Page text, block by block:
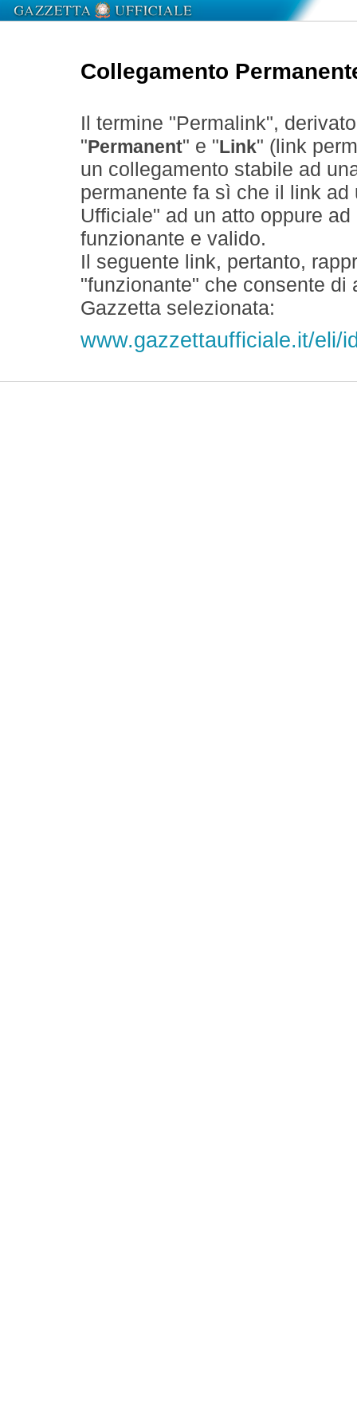
Collegamento
Il termine "Permalink",
" Permanent" e " Link" (link
un collegamento stabile ad
permanente fa sì che il link
Ufficiale" ad un atto oppure
funzionante e valido.
Il seguente link, pertanto,
"funzionante" che consente
Gazzetta selezionata:
www.gazzettaufficiale.it/eli/